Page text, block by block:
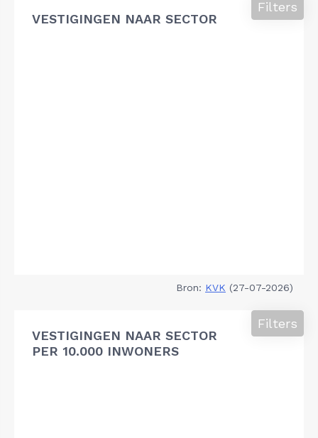
VESTIGINGEN NAAR SECTOR
Filters
Bron: KVK (27-07-2026)
VESTIGINGEN NAAR SECTOR
PER 10.000 INWONERS
Filters